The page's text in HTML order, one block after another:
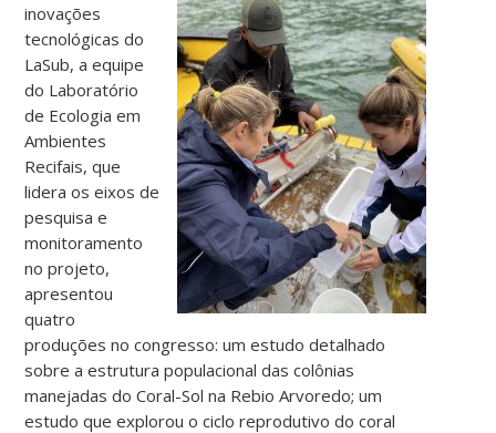
inovações
tecnológicas do
LaSub, a equipe
do Laboratório
de Ecologia em
Ambientes
Recifais, que
lidera os eixos de
pesquisa e
monitoramento
no projeto,
apresentou
quatro
produções no congresso: um estudo detalhado
sobre a estrutura populacional das colônias
manejadas do Coral-Sol na Rebio Arvoredo; um
estudo que explorou o ciclo reprodutivo do coral